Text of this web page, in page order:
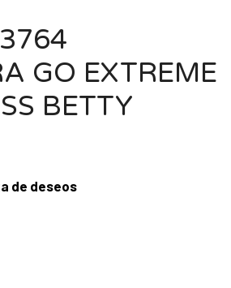
GO EXTREME
BETTY
de deseos